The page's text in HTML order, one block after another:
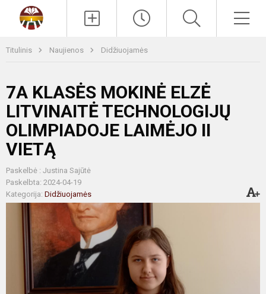
Titulinis Naujienos Didžiuojamės
7A KLASĖS MOKINĖ ELZĖ
LITVINAITĖ TECHNOLOGIJŲ
OLIMPIADOJE LAIMĖJO II
VIETĄ
Paskelbė : Justina Sajūtė
Paskelbta: 2024-04-19
Kategorija: Didžiuojamės